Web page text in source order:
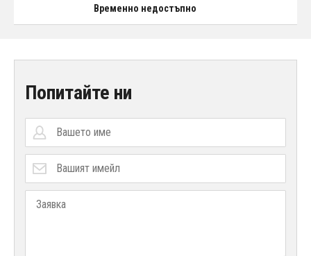
Временно недостъпно
Попитайте ни